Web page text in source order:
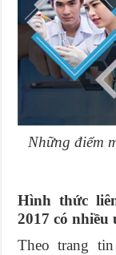
Những điểm
Hình thức
2017 có nhiều
Theo trang tin